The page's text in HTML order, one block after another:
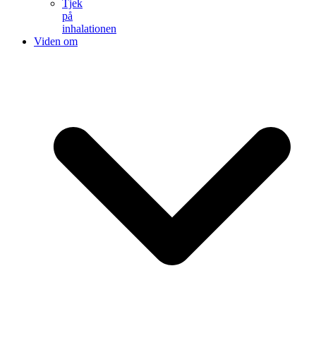
Tjek
på
inhalationen
Viden om